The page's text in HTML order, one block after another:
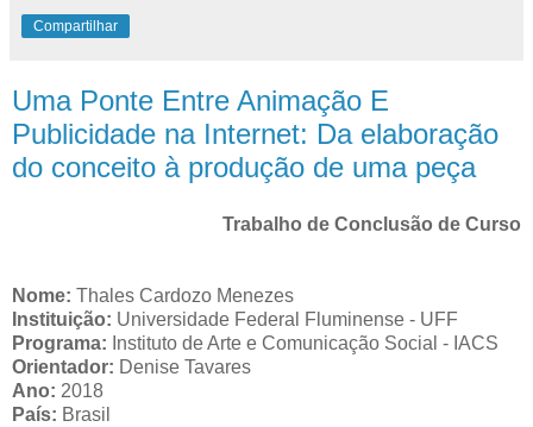
Compartilhar
Uma Ponte Entre Animação E
Publicidade na Internet: Da elaboração
do conceito à produção de uma peça
Trabalho de Conclusão de Curso
Nome: Thales Cardozo Menezes
Instituição: Universidade Federal Fluminense - UFF
Programa: Instituto de Arte e Comunicação Social - IACS
Orientador: Denise Tavares
Ano: 2018
País: Brasil